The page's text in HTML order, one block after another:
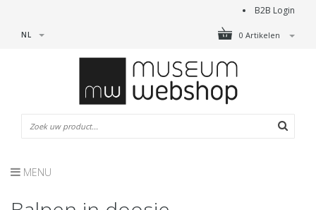
B2B Login
0 Artikelen
NL
MENU